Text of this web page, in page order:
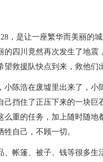
，是让一座繁华而美丽的
四川竟然再次发生了地震
救援队快点到来，救他们
小陈浩在废墟里出来了，
己挡住了正压下来的一块
重的任务，加上随时随地
自己，不顾一切。
、帐篷、被子、钱等很多生